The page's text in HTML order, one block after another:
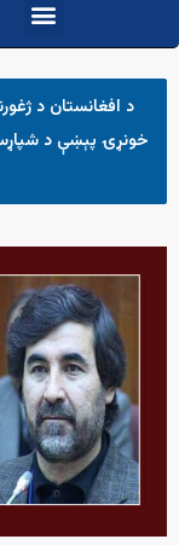
د افغانستان د
خونړۍ پېښې د